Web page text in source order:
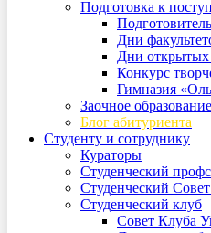
Подготовка к
Дни
Дни открытых
Конкурс
Гимназия
Заочное образование
Блог абитуриента
Студенту и сотруднику
Кураторы
Студенческий
Студенческий
Студенческий клуб
Совет Клуба